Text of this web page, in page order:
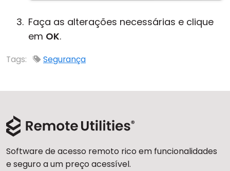
Faça as alterações necessárias e clique
em OK.
Tags: Segurança
Software de acesso remoto rico em funcionalidades
e seguro a um preço acessível.